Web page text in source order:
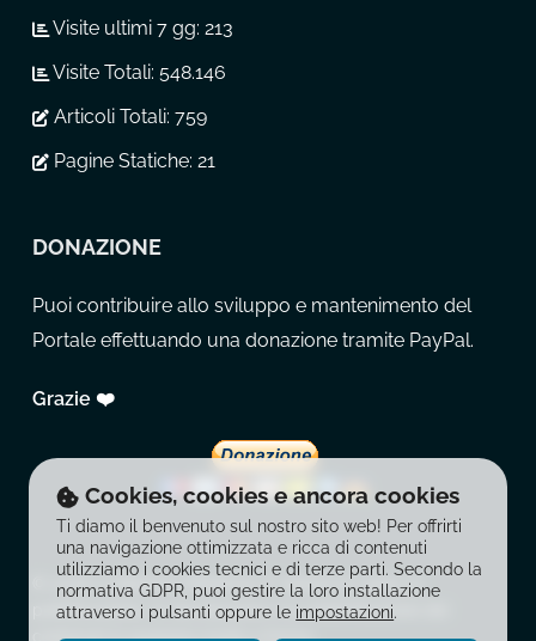
Visite ultimi 7 gg: 213
Visite Totali: 548.146
Articoli Totali: 759
Pagine Statiche: 21
DONAZIONE
Puoi contribuire allo sviluppo e mantenimento del
Portale effettuando una donazione tramite PayPal.
Grazie ❤️
© 2026 La Balestra Moderna. È vietata la copia, la
pubblicazione, la riproduzione e la redistribuzione dei
contenuti in qualsiasi modo o forma.
Cookies, cookies e ancora cookies
Ti diamo il benvenuto sul nostro sito web! Per offrirti
una navigazione ottimizzata e ricca di contenuti
utilizziamo i cookies tecnici e di terze parti. Secondo la
normativa GDPR, puoi gestire la loro installazione
attraverso i pulsanti oppure le impostazioni.